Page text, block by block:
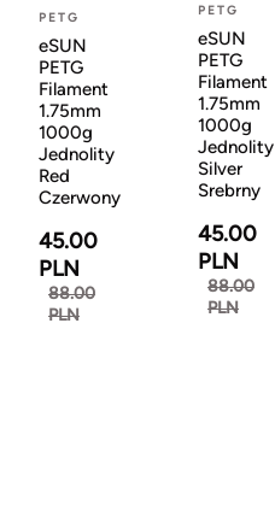
PETG
eSUN
PETG
Filament
1.75mm
1000g
Jednolity
Red
Czerwony
45.00
PLN
88.00
PLN
PETG
eSUN
PETG
Filament
1.75mm
1000g
Jednolity
Silver
Srebrny
45.00
PLN
88.00
PLN